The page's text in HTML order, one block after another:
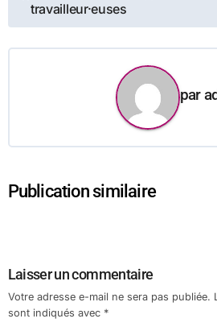
l’article
travailleur·euses
par
Publication similaire
Laisser un commentaire
Votre adresse e-mail ne sera pas publiée.
sont indiqués avec *